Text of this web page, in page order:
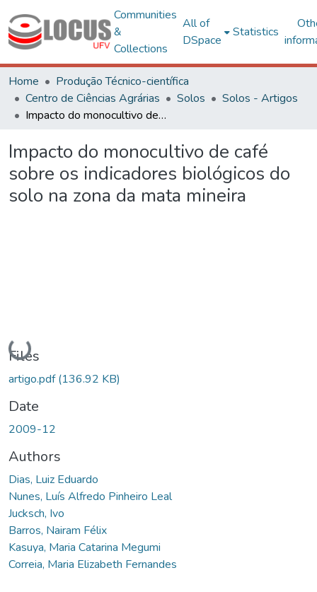
Communities
&
Collections
All of
DSpace
Statistics
Home
Produção Técnico-científica
Centro de Ciências Agrárias
Solos
Solos - Artigos
Impacto do monocultivo de café sobre os indicadores biológicos do solo na zona da mata mineira
Impacto do monocultivo de café
sobre os indicadores biológicos do
solo na zona da mata mineira
Loading...
Files
artigo.pdf(136.92 KB)
Date
2009-12
Authors
Dias, Luiz Eduardo
Nunes, Luís Alfredo Pinheiro Leal
Jucksch, Ivo
Barros, Nairam Félix
Kasuya, Maria Catarina Megumi
Correia, Maria Elizabeth Fernandes